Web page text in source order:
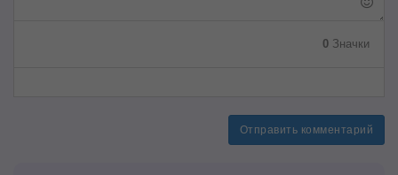
0 Значки
Отправить комментарий